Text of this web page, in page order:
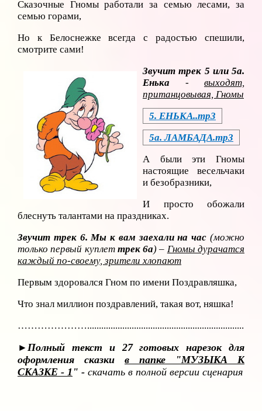
Сказочные Гномы работали за семью лесами, за
семью горами,
Но к Белоснежке всегда с радостью спешили,
смотрите сами!
Звучит трек 5 или 5а.
Енька - выходят,
пританцовывая, Гномы
5. ЕНЬКА..mp3
5а. ЛАМБАДА.mp3
А были эти Гномы
настоящие весельчаки
и безобразники,
И просто обожали
блеснуть талантами на праздниках.
Звучит трек 6. Мы к вам заехали на час (можно
только первый куплет трек 6а) – Гномы дурачатся
каждый по-своему, зрители хлопают
Первым здоровался Гном по имени Поздравляшка,
Что знал миллион поздравлений, такая вот, няшка!
…………………..........................................................................
► Полный текст и 27 готовых нарезок для
оформления сказки в папке "МУЗЫКА К
СКАЗКЕ - 1 " - скачать в полной версии сценария